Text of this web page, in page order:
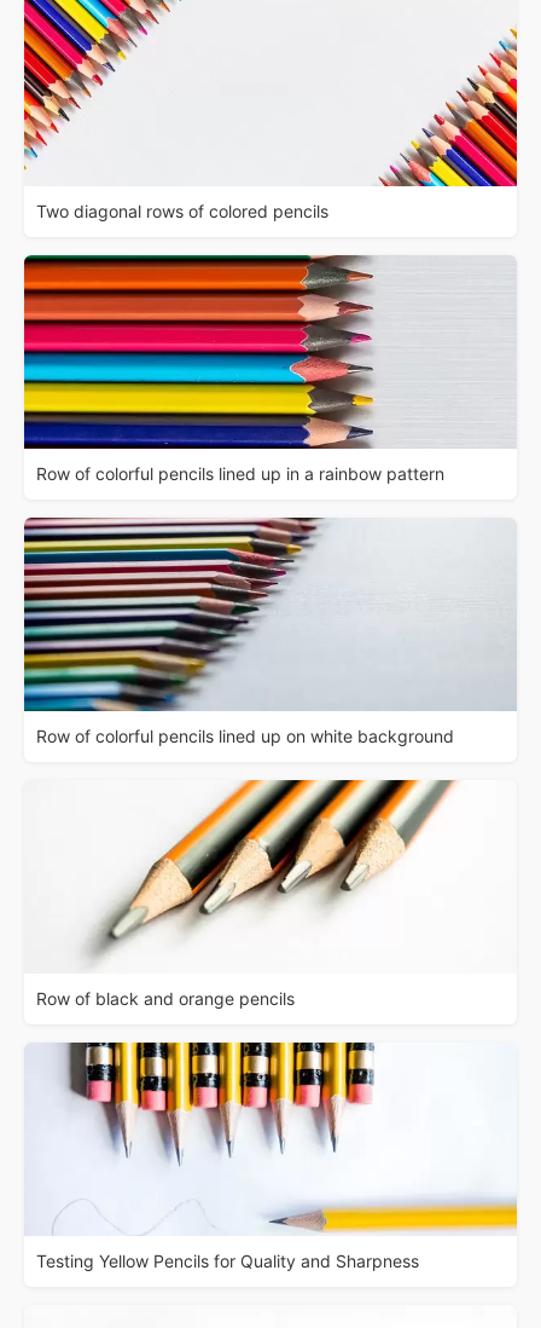
Two diagonal rows of colored pencils
Row of colorful pencils lined up in a rainbow pattern
Row of colorful pencils lined up on white background
Row of black and orange pencils
Testing Yellow Pencils for Quality and Sharpness